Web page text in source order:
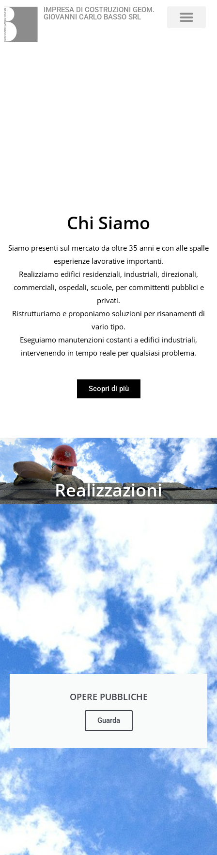
IMPRESA DI COSTRUZIONI GEOM.
GIOVANNI CARLO BASSO SRL
Chi Siamo
Siamo presenti sul mercato da oltre 35 anni e con alle spalle
esperienze lavorative importanti.
Realizziamo edifici residenziali, industriali, direzionali,
commerciali, ospedali, scuole, per committenti pubblici e
privati.
Ristrutturiamo e proponiamo soluzioni per risanamenti di
vario tipo.
Eseguiamo manutenzioni costanti a edifici industriali,
intervenendo in tempo reale per qualsiasi problema.
Scopri di più
Realizzazioni
OPERE PUBBLICHE
Guarda